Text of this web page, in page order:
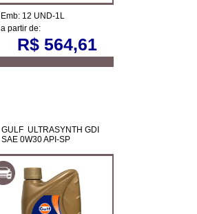
Emb: 12 UND-1L
a partir de:
R$ 564,61
GULF ULTRASYNTH GDI
SAE 0W30 API-SP